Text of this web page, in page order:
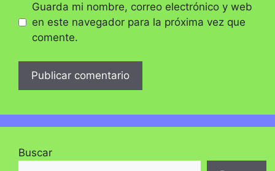
Guarda mi nombre, correo electrónico y web
en este navegador para la próxima vez que
comente.
Buscar